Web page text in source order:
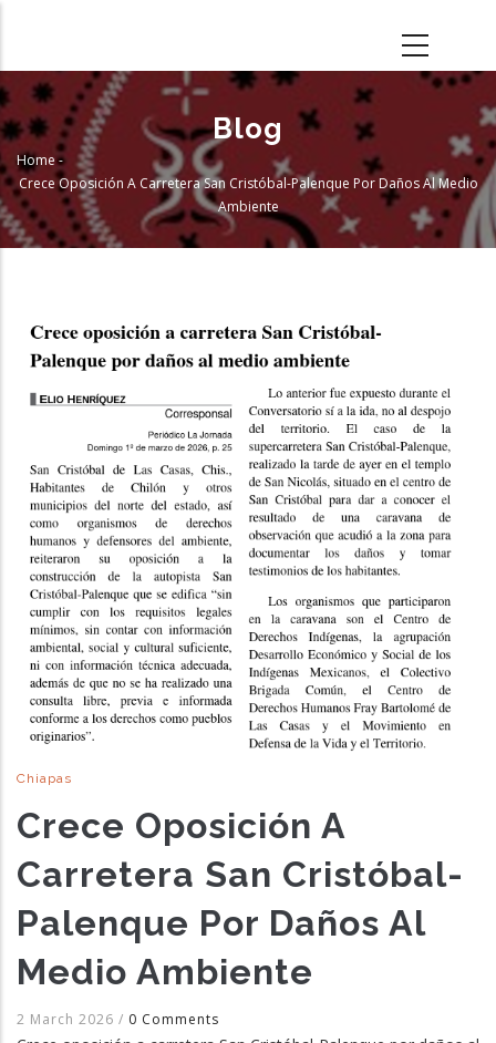
main
content
Blog
Breadcrumb
Home -
Crece Oposición A Carretera San Cristóbal-Palenque Por Daños Al Medio
Ambiente
Chiapas
Crece Oposición A
Carretera San Cristóbal-
Palenque Por Daños Al
Medio Ambiente
2 March 2026 / 0 Comments